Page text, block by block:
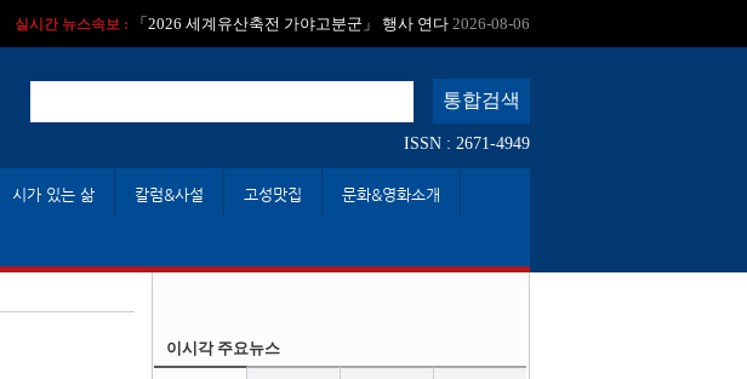
실시간 뉴스속보 : 「2026 세계유산축전 가야고분군」 행사 연다 2026-08-06
ISSN : 2671-4949
시가 있는 삶 칼럼&사설 고성맛집 문화&영화소개
이시각 주요뉴스